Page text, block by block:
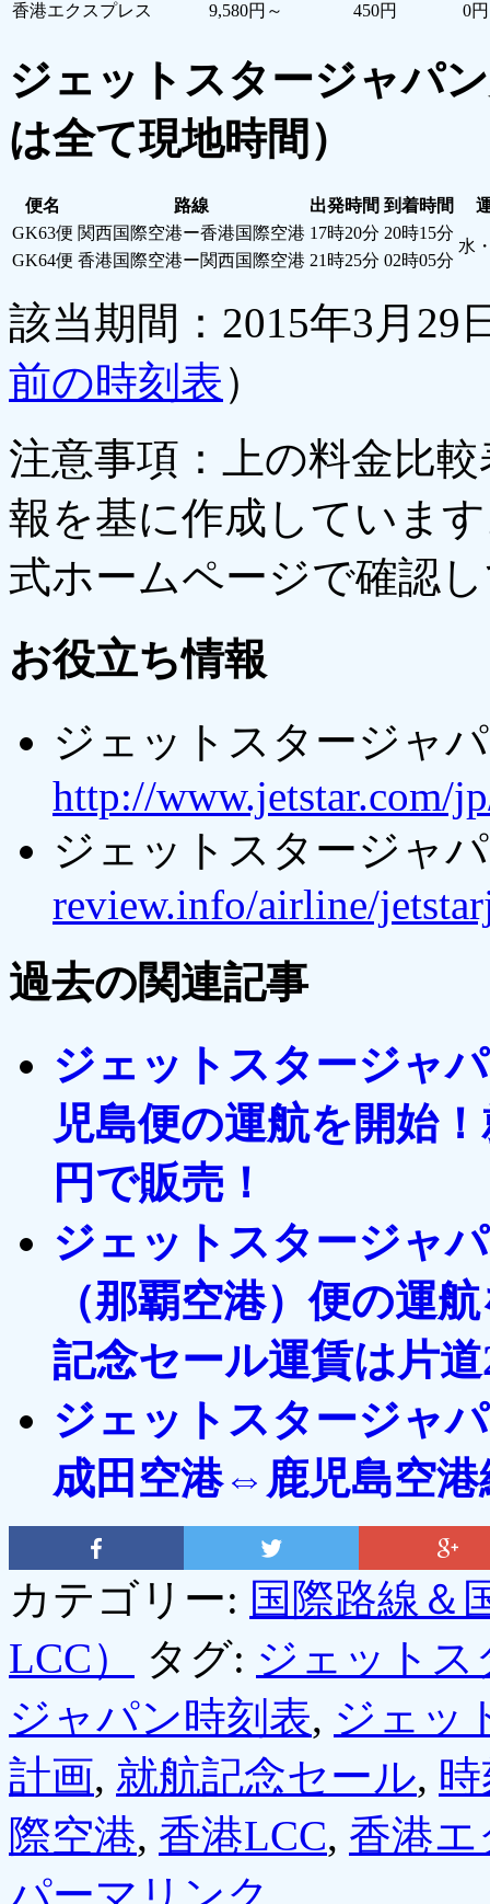
香港エクスプレス
9,580円～ 450円 0円
ジェットスタージャパ
は全て現地時間）
便名 路線 出発時間 到着時間
GK63便 関西国際空港ー香港国際空港 17時20分 20時15分
水
GK64便 香港国際空港ー関西国際空港 21時25分 02時05分
該当期間：2015年3月29
前の時刻表）
注意事項：上の料金比
報を基に作成していま
式ホームページで確認
お役立ち情報
ジェットスタージャ
http://www.jetstar.com/
ジェットスタージャ
review.info/airline/
過去の関連記事
ジェットスタージャ
児島便の運航を開始
円で販売！
ジェットスタージャ
（那覇空港）便の運
記念セール運賃は片道
ジェットスタージャ
成田空港⇔鹿児島空港
カテゴリー: 国際路線＆
LCC）
タグ: ジェット
ジャパン時刻表, ジェッ
計画, 就航記念セール,
際空港, 香港LCC, 香港